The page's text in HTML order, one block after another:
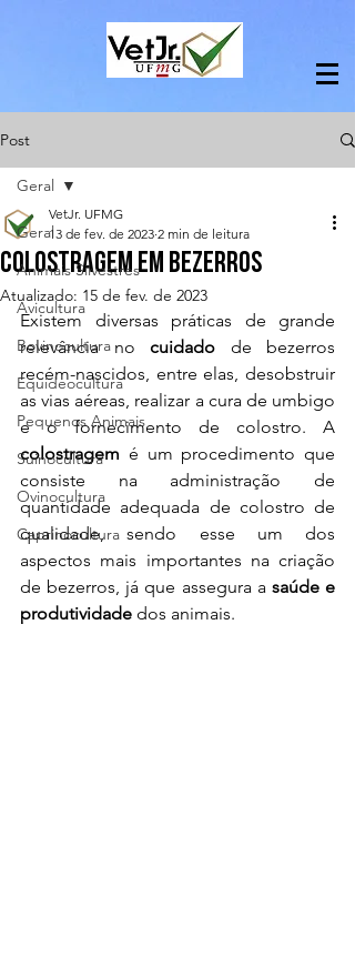
Post
Geral
Animais Silvestres
Avicultura
Bovinocultura
Equideocultura
Pequenos Animais
Suinocultura
Ovinocultura
Caprinocultura
Geral
Colostragem em Bezerros
VetJr. UFMG
13 de fev. de 2023 2 min de leitura
Atualizado: 15 de fev. de 2023
Existem diversas práticas de grande
relevância no cuidado de bezerros
recém-nascidos, entre elas, desobstruir
as vias aéreas, realizar a cura de umbigo
colostragem é um procedimento que
consiste na administração de
quantidade adequada de colostro de
qualidade, sendo esse um dos
aspectos mais importantes na criação
de bezerros, já que assegura a saúde e
produtividade dos animais.